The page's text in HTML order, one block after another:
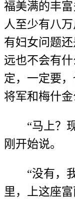
福美满的丰
人至少有八
有妇女问题
远也不会有
定，一定要
将军和梅什
“马上？
刚开始说。
“没有，
里，上这座